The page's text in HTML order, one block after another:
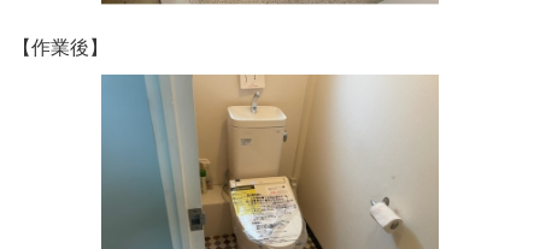
【作業後】